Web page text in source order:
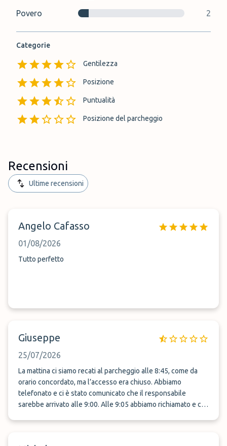
Povero
2
Categorie
Gentilezza
Posizione
Puntualità
Posizione del parcheggio
Recensioni
Ultime recensioni
Angelo Cafasso
01/08/2026
Tutto perfetto
Giuseppe
25/07/2026
La mattina ci siamo recati al parcheggio alle 8:45, come da
orario concordato, ma l’accesso era chiuso. Abbiamo
telefonato e ci è stato comunicato che il responsabile
sarebbe arrivato alle 9:00. Alle 9:05 abbiamo richiamato e ci è